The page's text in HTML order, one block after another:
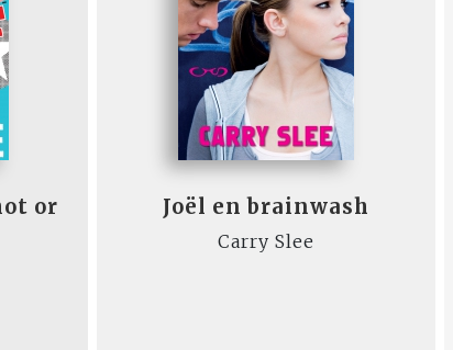
or
Joël en brainwash
Carry Slee